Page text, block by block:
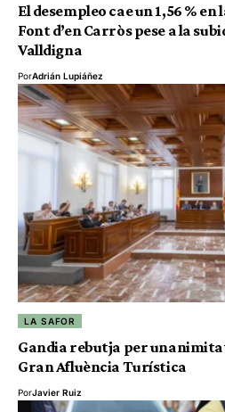
El desempleo cae un 1,56 %
Font d’en Carròs pese a la
Valldigna
PorAdrián Lupiáñez
LA SAFOR
Gandia rebutja per
Gran Afluència Turística
PorJavier Ruiz